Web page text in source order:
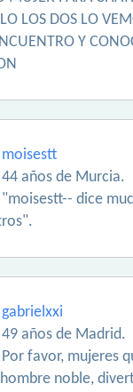
LOS DOS LO
Y
moisestt
44 años de Murcia.
"moisestt-- dice
gabrielxxi
49 años de Madrid.
Por favor, mujeres
hombre noble,